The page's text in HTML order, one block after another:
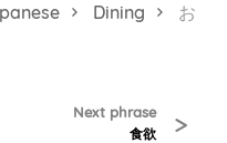
Dining
お
Next phrase
食欲 >